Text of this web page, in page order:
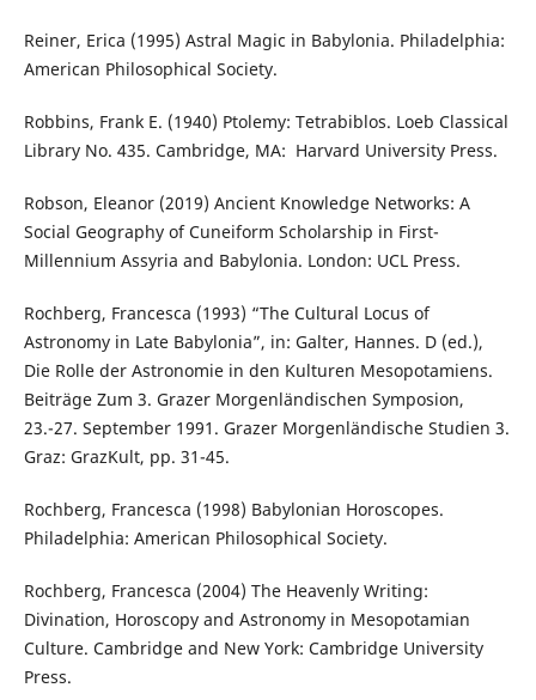
Reiner, Erica (1995) Astral Magic in Babylonia. Philadelphia:
American Philosophical Society.
Robbins, Frank E. (1940) Ptolemy: Tetrabiblos. Loeb Classical
Library No. 435. Cambridge, MA: ‎ Harvard University Press.
Robson, Eleanor (2019) Ancient Knowledge Networks: A
Social Geography of Cuneiform Scholarship in First-
Millennium Assyria and Babylonia. London: UCL Press.
Rochberg, Francesca (1993) “The Cultural Locus of
Astronomy in Late Babylonia”, in: Galter, Hannes. D (ed.),
Die Rolle der Astronomie in den Kulturen Mesopotamiens.
Beiträge Zum 3. Grazer Morgenländischen Symposion,
23.-27. September 1991. Grazer Morgenländische Studien 3.
Graz: GrazKult, pp. 31-45.
Rochberg, Francesca (1998) Babylonian Horoscopes.
Philadelphia: American Philosophical Society.
Rochberg, Francesca (2004) The Heavenly Writing:
Divination, Horoscopy and Astronomy in Mesopotamian
Culture. Cambridge and New York: Cambridge University
Press.